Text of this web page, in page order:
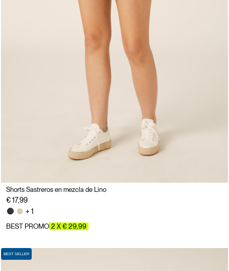
Shorts Sastreros en mezcla de Lino
€ 17,99
+ 1
BEST PROMO 2 X € 29,99
BEST SELLER